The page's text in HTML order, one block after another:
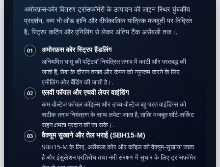
अमोरफ़स-कोर वितरण ट्रांसफॉर्मरों के उत्पादन की लाइन स्थिर चुंबकीय
प्रदर्शन, कम नो-लोड हानि और दीर्घकालिक यांत्रिक मजबूती पर केंद्रित
है, स्ट्रिप कटिंग और एनिलिंग से लेकर अंतिम टैंक असेंबली तक।.
01 अमोरफ़स कोर स्ट्रिप हैंडलिंग
अनियमित धातु की पट्टियाँ नियंत्रित तनाव में काटी और परतबद्ध की
जाती हैं, सेवा के दौरान तनाव और कंपन को न्यूनतम करने के लिए
एनीलिंग और बैंडिंग की जाती है।.
02 एलवी फॉयल और एचवी लेयर वाइंडिंग
कम-वोल्टेज फॉयल कॉइल्स और उच्च-वोल्टेज बहु-परत वाइंडिंग्स को
सटीक तनाव नियंत्रण के साथ लपेटा जाता है, ताकि मजबूत शॉर्ट-सर्किट
सहन क्षमता प्रदान की जा सके।.
03 वैक्यूम सुखाने और तेल भराई (SBH15-M)
SBH15-M के लिए, असेंबल्ड कोर और कॉइल को वैक्यूम-सुखाया जाता
है और इंसुलेशन प्रतिरोध तथा नमी संरक्षण में सुधार के लिए ट्रांसफॉर्मर